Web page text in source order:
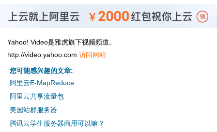
Yahoo! Video是雅虎旗下视频频道。
http://video.yahoo.com 访问网站
您可能感兴趣的文章:
阿里云E-MapReduce
阿里云共享流量包
美国站群服务器
腾讯云学生服务器商用可以嘛？